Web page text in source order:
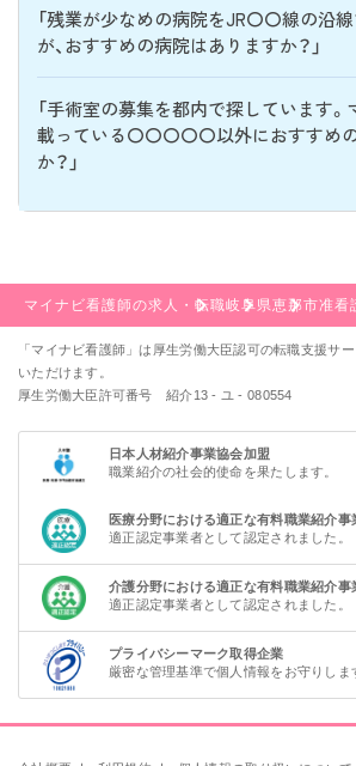
「残業が少なめの病院をJR〇〇線の沿
が、おすすめの病院はありますか？」
「手術室の募集を都内で探しています
載っている〇〇〇〇〇以外におすすめ
か？」
マイナビ看護師の求人・転職岐阜県恵那市准看
「マイナビ看護師」は厚生労働大臣認可の転職支援サ
いただけます。
厚生労働大臣許可番号 紹介13 - ユ - 080554
日本人材紹介事業協会加盟
職業紹介の社会的使命を果たします。
医療分野における適正な有料職業紹介事
適正認定事業者として認定されました。
介護分野における適正な有料職業紹介事
適正認定事業者として認定されました。
プライバシーマーク取得企業
厳密な管理基準で個人情報をお守りしま